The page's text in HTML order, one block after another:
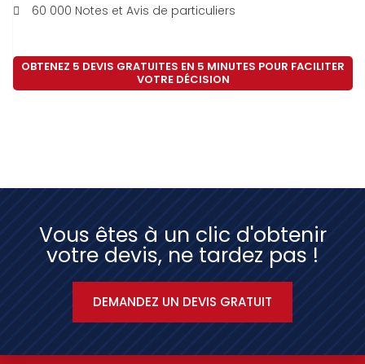
60 000 Notes et Avis de particuliers
OBTENEZ 5 DEVIS GRATUITES EN 5 MINUTES POUR FACILITER
VOTRE DÉCISION
Vous êtes à un clic d'obtenir
votre devis, ne tardez pas !
DEMANDEZ UN DEVIS GRATUIT